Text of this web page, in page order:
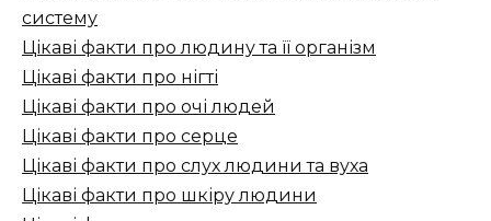
систему
Цікаві факти про людину та її організм
Цікаві факти про нігті
Цікаві факти про очі людей
Цікаві факти про серце
Цікаві факти про слух людини та вуха
Цікаві факти про шкіру людини